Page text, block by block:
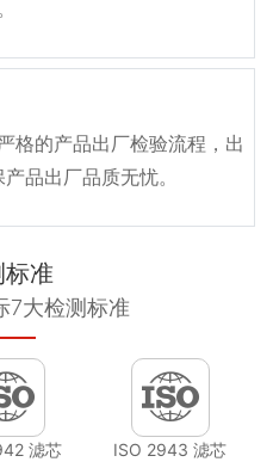
格的产品出厂检验流程，出
品出厂品质无忧。
准
7大检测标准
滤芯 ISO 2943 滤芯